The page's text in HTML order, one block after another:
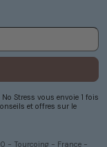
- Tourcoing - France -
Stress vous envoie 1 fois
et offres sur le